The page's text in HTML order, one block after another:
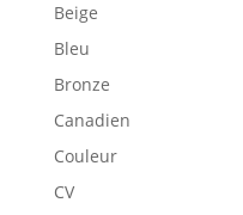
Beige
Bleu
Bronze
Canadien
Couleur
CV